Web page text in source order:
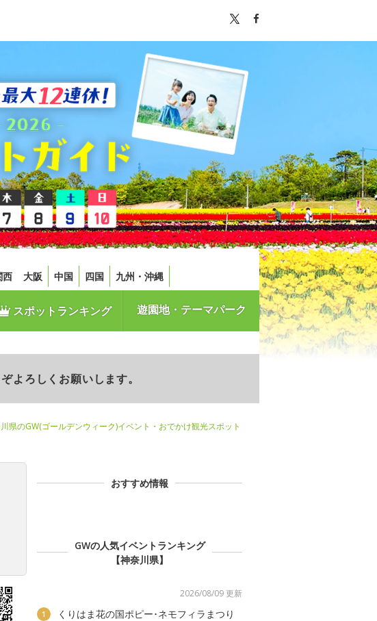
西 大阪 中国 四国 九州・沖縄
スポットランキング 遊園地・テーマパーク
よろしくお願いします。
県のGW(ゴールデンウィーク)イベント・おでかけ観光スポット
おすすめ情報
GWの人気イベントランキング
【神奈川県】
2026/08/09 更新
1
くりはま花の国ポピー･ネモフィラまつり